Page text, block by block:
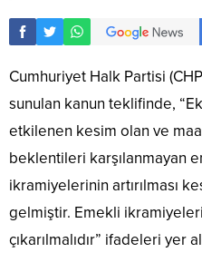
Cumhuriyet Halk Partisi
sunulan kanun teklifinde,
etkilenen kesim olan ve
beklentileri karşılanmayan
ikramiyelerinin artırılması
gelmiştir. Emekli
çıkarılmalıdır” ifadeleri yer